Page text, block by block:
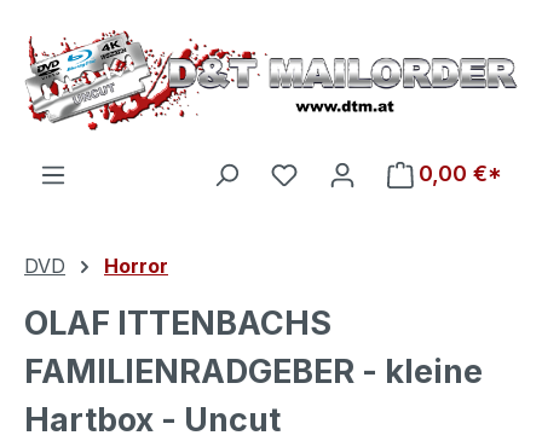
Zum Hauptinhalt springen
Du hast 0 Produkte auf
0,00 €*
DVD Horror
OLAF ITTENBACHS
FAMILIENRADGEBER - kleine
Hartbox - Uncut